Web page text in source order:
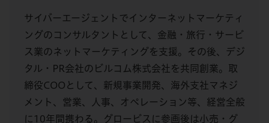
サイバーエージェントでインターネットマーケティ
ングのコンサルタントとして、金融・旅行・サービ
ス業のネットマーケティングを支援。その後、デジ
タル・PR会社のビルコム株式会社を共同創業。取
締役COOとして、新規事業開発、海外支社マネジ
メント、営業、人事、オペレーション等、経営全般
に10年間携わる。グロービスに参画後は小売・グ